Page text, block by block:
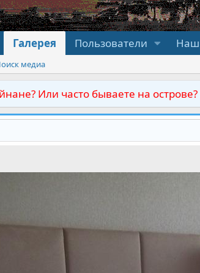
Галерея Пользователи
медиа
Или часто бываете на